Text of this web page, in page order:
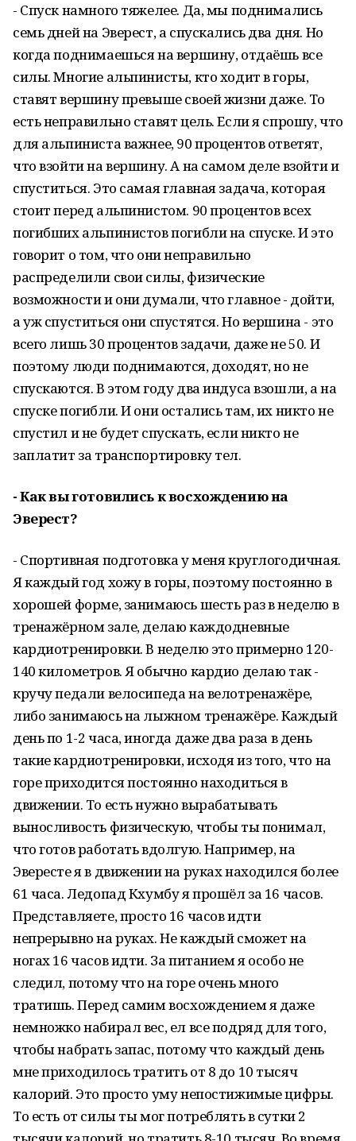
- Спуск намного тяжелее. Да, мы поднимались
семь дней на Эверест, а спускались два дня. Но
когда поднимаешься на вершину, отдаёшь все
силы. Многие альпинисты, кто ходит в горы,
ставят вершину превыше своей жизни даже. То
есть неправильно ставят цель. Если я спрошу, что
для альпиниста важнее, 90 процентов ответят,
что взойти на вершину. А на самом деле взойти и
спуститься. Это самая главная задача, которая
стоит перед альпинистом. 90 процентов всех
погибших альпинистов погибли на спуске. И это
говорит о том, что они неправильно
распределили свои силы, физические
возможности и они думали, что главное - дойти,
а уж спуститься они спустятся. Но вершина - это
всего лишь 30 процентов задачи, даже не 50. И
поэтому люди поднимаются, доходят, но не
спускаются. В этом году два индуса взошли, а на
спуске погибли. И они остались там, их никто не
спустил и не будет спускать, если никто не
заплатит за транспортировку тел.
- Как вы готовились к восхождению на
Эверест?
- Спортивная подготовка у меня круглогодичная.
Я каждый год хожу в горы, поэтому постоянно в
хорошей форме, занимаюсь шесть раз в неделю в
тренажёрном зале, делаю каждодневные
кардиотренировки. В неделю это примерно 120-
140 километров. Я обычно кардио делаю так -
кручу педали велосипеда на велотренажёре,
либо занимаюсь на лыжном тренажёре. Каждый
день по 1-2 часа, иногда даже два раза в день
такие кардиотренировки, исходя из того, что на
горе приходится постоянно находиться в
движении. То есть нужно вырабатывать
выносливость физическую, чтобы ты понимал,
что готов работать вдолгую. Например, на
Эвересте я в движении на руках находился более
61 часа. Ледопад Кхумбу я прошёл за 16 часов.
Представляете, просто 16 часов идти
непрерывно на руках. Не каждый сможет на
ногах 16 часов идти. За питанием я особо не
следил, потому что на горе очень много
тратишь. Перед самим восхождением я даже
немножко набирал вес, ел все подряд для того,
чтобы набрать запас, потому что каждый день
мне приходилось тратить от 8 до 10 тысяч
калорий. Это просто уму непостижимые цифры.
То есть от силы ты мог потреблять в сутки 2